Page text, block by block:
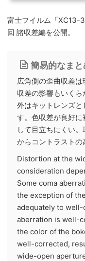
富士フイルム「XC13-
回 諸収差編を公開。
簡易的なまと
広角側の歪曲収差
収差の影響もいく
外はキットレンズ
す。色収差が良好
して目立ちにくい
からコントラストの
Distortion at the
consideration
Some coma
the exception of
adequately to
aberration is well-
the color of the
well-corrected,
wide-open